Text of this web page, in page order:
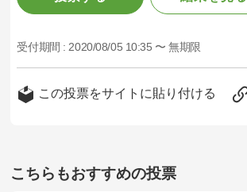
受付期間 : 2020/08/05 10:35 〜 無期限
この投票をサイトに貼り付ける
こちらもおすすめの投票